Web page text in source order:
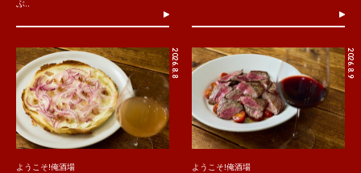
ぶ..
2026.8.8
ようこそ!俺酒場
2026.8.9
ようこそ!俺酒場